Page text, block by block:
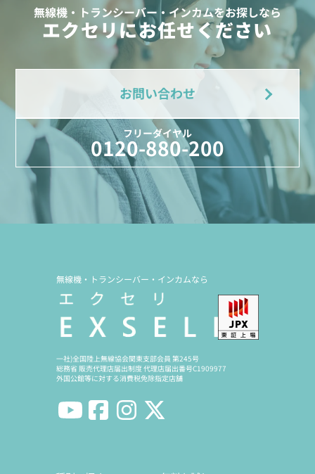
無線機・トランシーバー・インカムをお探しなら
エクセリにお任せください
お問い合わせ
フリーダイヤル
0120-880-200
無線機・トランシーバー・インカムなら
一社)全国陸上無線協会関東支部会員 第245号
総務省 販売代理店届出制度 代理店届出番号C1909977
外国公館等に対する消費税免除指定店舗